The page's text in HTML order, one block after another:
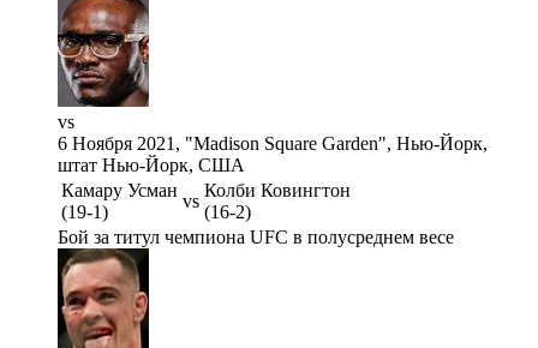
vs
6 Ноября 2021, "Madison Square Garden", Нью-Йорк,
штат Нью-Йорк, США
Камару Усман
(19-1)
vs
Колби Ковингтон
(16-2)
Бой за титул чемпиона UFC в полусреднем весе